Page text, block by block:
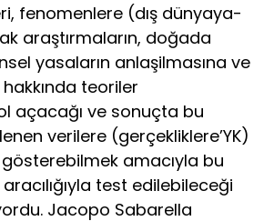
fenomenlere (dış dünyaya-
araştırmaların, doğada
yasaların anlaşilmasına ve
teoriler
açacağı ve sonuçta bu
verilere (gerçekliklere’YK)
gösterebilmek amacıyla bu
test edilebileceği
Jacopo Sabarella